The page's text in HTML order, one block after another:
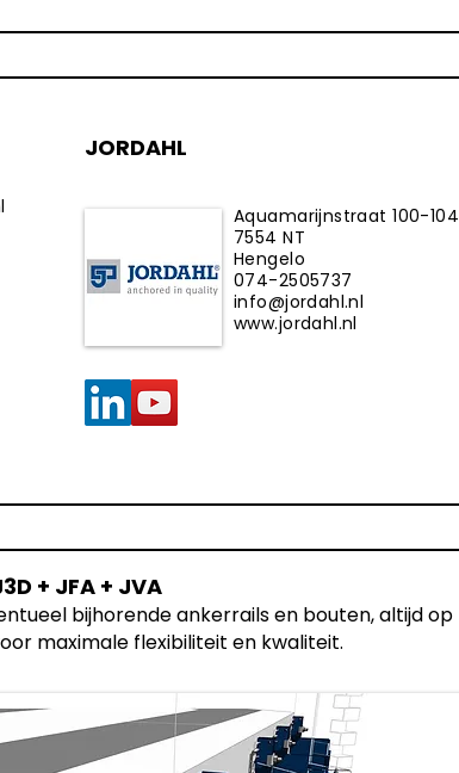
JORDAHL
Aquamarijnstraat 100-104
7554 NT
Hengelo
074-2505737
info@jordahl.nl
www.jordahl.nl
+ JFA + JVA
bijhorende ankerrails en bouten, altijd op
maximale flexibiliteit en kwaliteit.